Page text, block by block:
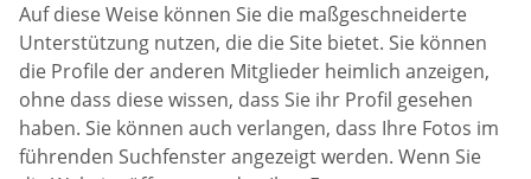
Auf diese Weise können Sie die maßgeschneiderte
Unterstützung nutzen, die die Site bietet. Sie können
die Profile der anderen Mitglieder heimlich anzeigen,
ohne dass diese wissen, dass Sie ihr Profil gesehen
haben. Sie können auch verlangen, dass Ihre Fotos im
führenden Suchfenster angezeigt werden. Wenn Sie